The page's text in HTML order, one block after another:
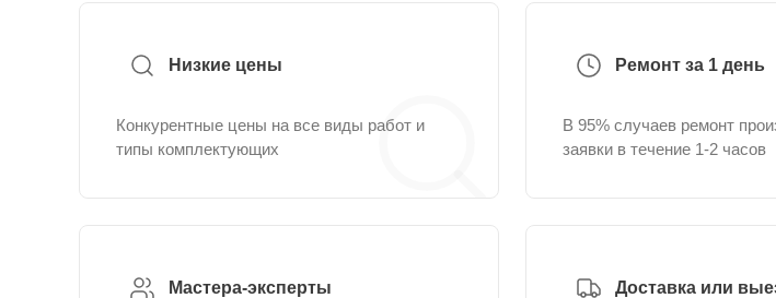
Низкие цены
Конкурентные цены на все виды работ и
типы комплектующих
Ремонт за 1 день
В 95% случаев ремонт
заявки в течение 1-2 часов
Мастера-эксперты Доставка или